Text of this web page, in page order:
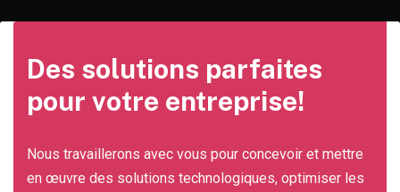
Des solutions parfaites
pour votre entreprise!
Nous travaillerons avec vous pour concevoir et mettre
en œuvre des solutions technologiques, optimiser les